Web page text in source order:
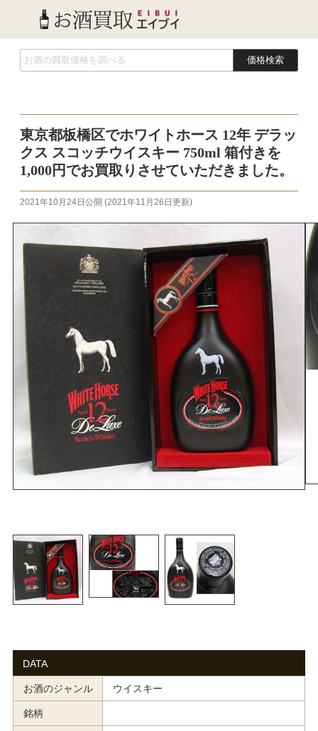
価格検索
東京都板橋区でホワイトホース 12年 デラッ
クス スコッチウイスキー 750ml 箱付きを
1,000円でお買取りさせていただきました。
2021年10月24日 公開 (2021年11月26日 更新)
DATA
お酒のジャンル ウイスキー
銘柄